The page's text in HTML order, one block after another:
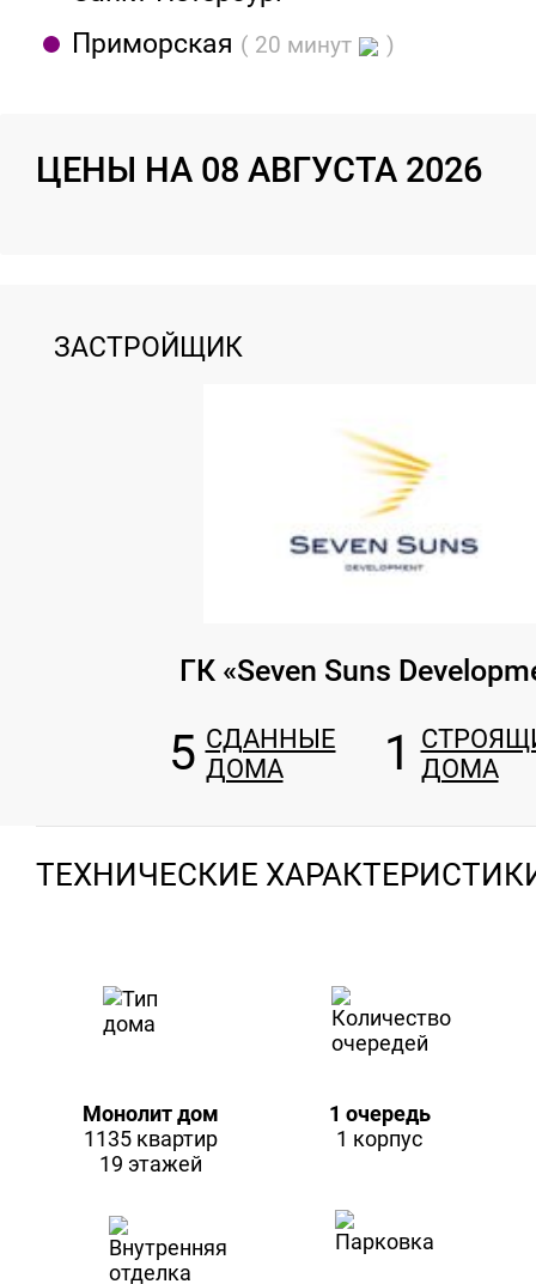
Приморская ( 20 минут )
ЦЕНЫ НА 08 АВГУСТА 2026
ЗАСТРОЙЩИК
ГК «Seven Suns
5 СДАННЫЕ
ДОМА
1
ДОМА
ТЕХНИЧЕСКИЕ
Монолит дом
1135 квартир
19 этажей
1 очередь
1 корпус